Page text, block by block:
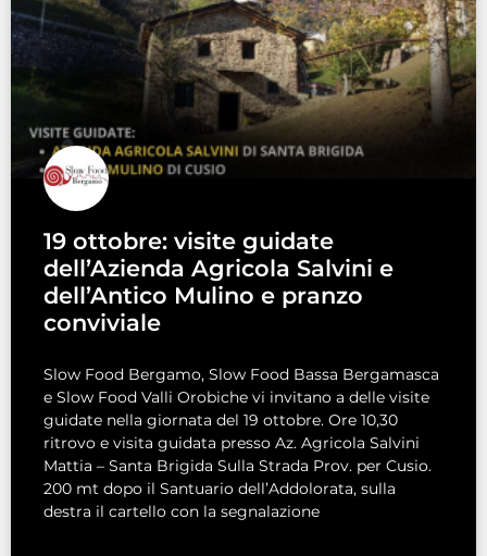
19 ottobre: visite guidate
dell’Azienda Agricola Salvini e
dell’Antico Mulino e pranzo
conviviale
Slow Food Bergamo, Slow Food Bassa Bergamasca
e Slow Food Valli Orobiche vi invitano a delle visite
guidate nella giornata del 19 ottobre. Ore 10,30
ritrovo e visita guidata presso Az. Agricola Salvini
Mattia – Santa Brigida Sulla Strada Prov. per Cusio.
200 mt dopo il Santuario dell’Addolorata, sulla
destra il cartello con la segnalazione